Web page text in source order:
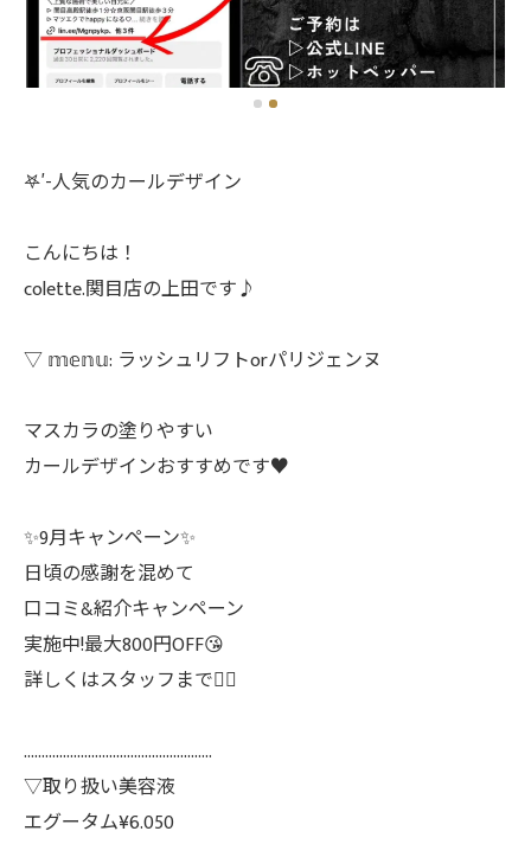
𖤐′-人気のカールデザイン
こんにちは！
colette.関目店の上田です♪
▽ 𝕞𝕖𝕟𝕦: ラッシュリフトorパリジェンヌ
マスカラの塗りやすい
カールデザインおすすめです♥️
✨9月キャンペーン✨
日頃の感謝を混めて
口コミ&紹介キャンペーン
実施中!最大800円OFF😘
詳しくはスタッフまで💁‍♀️
.....................................................
▽取り扱い美容液
エグータム¥6.050